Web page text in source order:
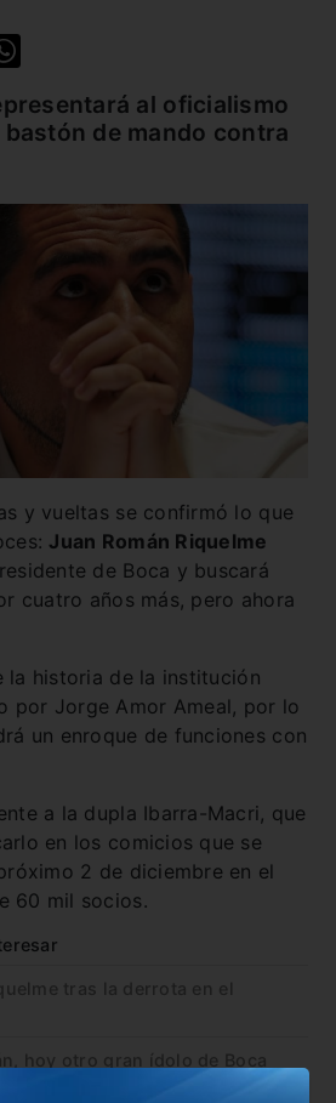
al oficialismo
de mando contra
y vueltas se confirmó lo que
Juan Román Riquelme
de Boca y buscará
cuatro años más, pero ahora
la historia de la institución
por Jorge Amor Ameal, por lo
un enroque de funciones con
a la dupla Ibarra-Macri, que
en los comicios que se
2 de diciembre en el
60 mil socios.
tras la derrota en el
hoy otro gran ídolo de Boca